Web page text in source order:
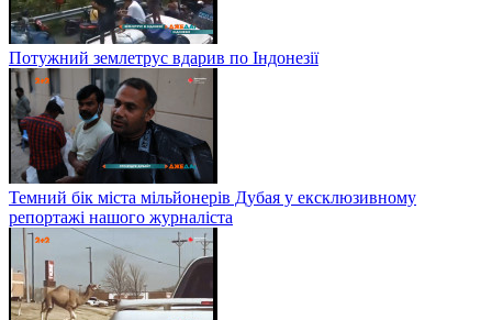
Потужний землетрус вдарив по Індонезії
Темний бік міста мільйонерів Дубая у ексклюзивному
репортажі нашого журналіста